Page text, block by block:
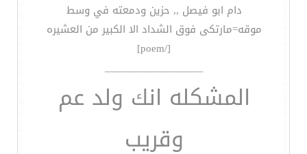
دام ابو فيصل ,, حزين ودمعته في وسط
موقه=مارتكى فوق الشداد الا الكبير من العشيره
[/poem]
__________________
المشكله انك ولد عم
وقريب